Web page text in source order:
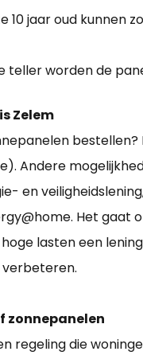
10 jaar oud kunnen
teller worden de
Zelem
Andere
en
Het gaat
lasten een
zonnepanelen
regeling die